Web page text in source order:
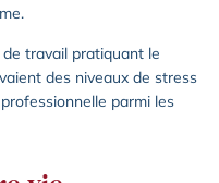
travail pratiquant le
des niveaux de stress
parmi les